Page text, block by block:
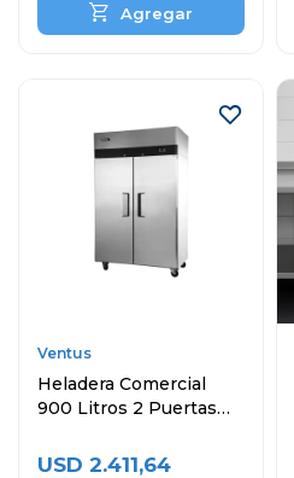
Ventus
Heladera Comercial
900 Litros 2 Puertas
USD 2.411,64